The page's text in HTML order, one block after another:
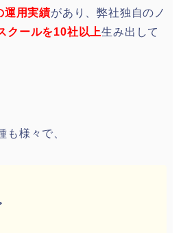
運用実績があり、弊社独自のノ
クールを10社以上生み出して
も様々で、